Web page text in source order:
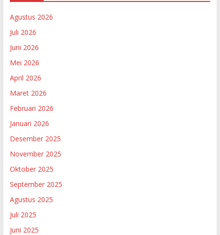
Agustus 2026
Juli 2026
Juni 2026
Mei 2026
April 2026
Maret 2026
Februari 2026
Januari 2026
Desember 2025
November 2025
Oktober 2025
September 2025
Agustus 2025
Juli 2025
Juni 2025